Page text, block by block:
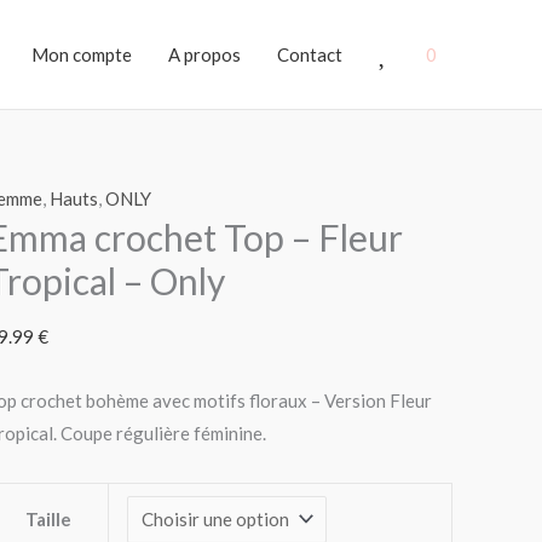
Mon compte A propos Contact Favoris
0
, Hauts,ONLY
crochet Top – Fleur
– Only
€
crochet bohème avec motifs floraux – Version Fleur
Coupe régulière féminine.
Taille